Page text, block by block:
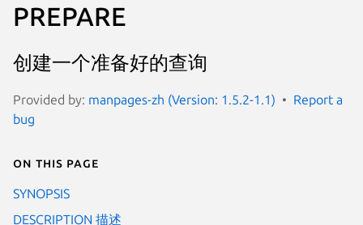
PREPARE
创建一个准备好的查询
Provided by: manpages-zh (Version: 1.5.2-1.1)
Report a
bug
On this page
SYNOPSIS
DESCRIPTION 描述